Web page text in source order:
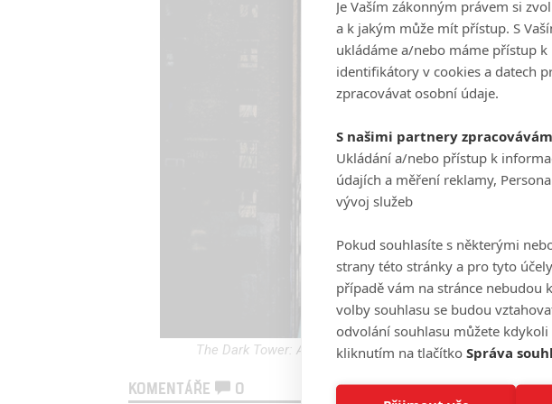
The Dark Tower: Amazon odpískal seriálovou verzi
KOMENTÁŘE 0
Je Vaším zákonným právem si
a k jakým může mít přístup. S
ukládáme a/nebo máme přístup
identifikátory v cookies a datech
zpracovávat osobní údaje.
S našimi partnery
Ukládání a/nebo přístup k
údajích a měření reklamy,
vývoj služeb
Pokud souhlasíte s některými
strany této stránky a pro tyto
případě vám na stránce nebudou
volby souhlasu se budou
odvolání souhlasu můžete
kliknutím na tlačítko Správa